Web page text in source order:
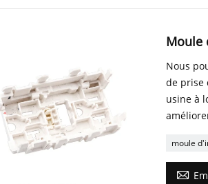
Moule
Nous
de prise
usine à
moule
